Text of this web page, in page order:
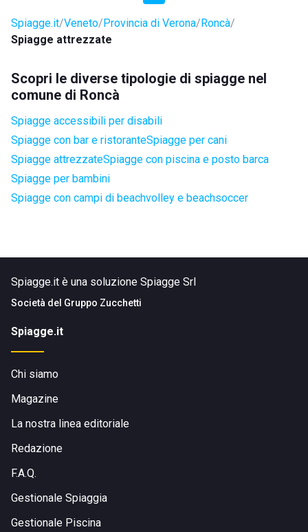
Spiagge.it Veneto Provincia di Verona Roncà
Spiagge attrezzate
Scopri le diverse tipologie di spiagge nel
comune di Roncà
Spiagge accessibili per disabili
Spiagge con bar e ristoranteSpiagge per cani
Spiagge attrezzateSpiagge con piscina e posto barca
Spiagge per bambini
Spiagge con campi di beachvolley e beachsoccer
Spiagge.it è una soluzione Spiagge Srl
Società del Gruppo Zucchetti
Spiagge.it
Chi siamo
Magazine
La nostra linea editoriale
Redazione
F.A.Q.
Gestionale Spiaggia
Gestionale Piscina